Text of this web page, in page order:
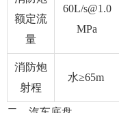
额定流
量
60L/s@1.0
MPa
消防炮
射程
水≥65m